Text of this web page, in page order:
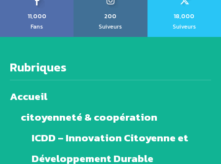
11,000
Fans
200
Suiveurs
18,000
Suiveurs
Rubriques
Accueil
citoyenneté & coopération
ICDD – Innovation Citoyenne et
Développement Durable